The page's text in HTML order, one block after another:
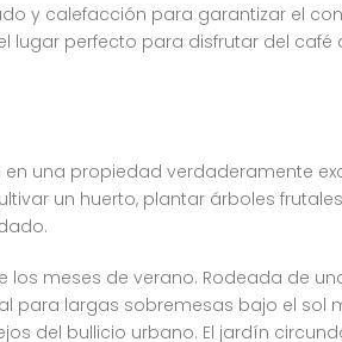
y calefacción para garantizar el
perfecto para disfrutar del
una propiedad verdaderamente
un huerto, plantar árboles
los meses de verano. Rodeada de
para largas sobremesas bajo el sol
del bullicio urbano. El jardín